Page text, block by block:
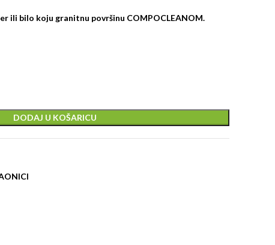
ili bilo koju granitnu površinu COMPOCLEANOM.
DODAJ U KOŠARICU